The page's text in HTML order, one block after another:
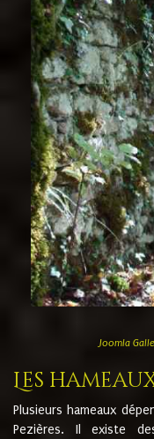
Joomla
Les
Plusieurs hameaux
Pezières. Il existe